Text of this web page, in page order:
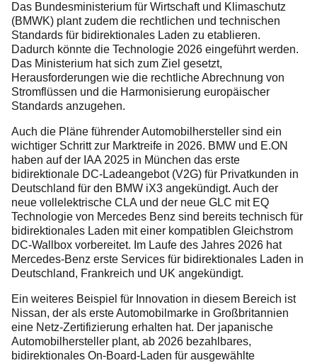
Das Bundesministerium für Wirtschaft und Klimaschutz
(BMWK) plant zudem die rechtlichen und technischen
Standards für bidirektionales Laden zu etablieren.
Dadurch könnte die Technologie 2026 eingeführt werden.
Das Ministerium hat sich zum Ziel gesetzt,
Herausforderungen wie die rechtliche Abrechnung von
Stromflüssen und die Harmonisierung europäischer
Standards anzugehen.
Auch die Pläne führender Automobilhersteller sind ein
wichtiger Schritt zur Marktreife in 2026. BMW und E.ON
haben auf der IAA 2025 in München das erste
bidirektionale DC-Ladeangebot (V2G) für Privatkunden in
Deutschland für den BMW iX3 angekündigt. Auch der
neue vollelektrische CLA und der neue GLC mit EQ
Technologie von Mercedes Benz sind bereits technisch für
bidirektionales Laden mit einer kompatiblen Gleichstrom
DC-Wallbox vorbereitet. Im Laufe des Jahres 2026 hat
Mercedes-Benz erste Services für bidirektionales Laden in
Deutschland, Frankreich und UK angekündigt.
Ein weiteres Beispiel für Innovation in diesem Bereich ist
Nissan, der als erste Automobilmarke in Großbritannien
eine Netz-Zertifizierung erhalten hat. Der japanische
Automobilhersteller plant, ab 2026 bezahlbares,
bidirektionales On-Board-Laden für ausgewählte